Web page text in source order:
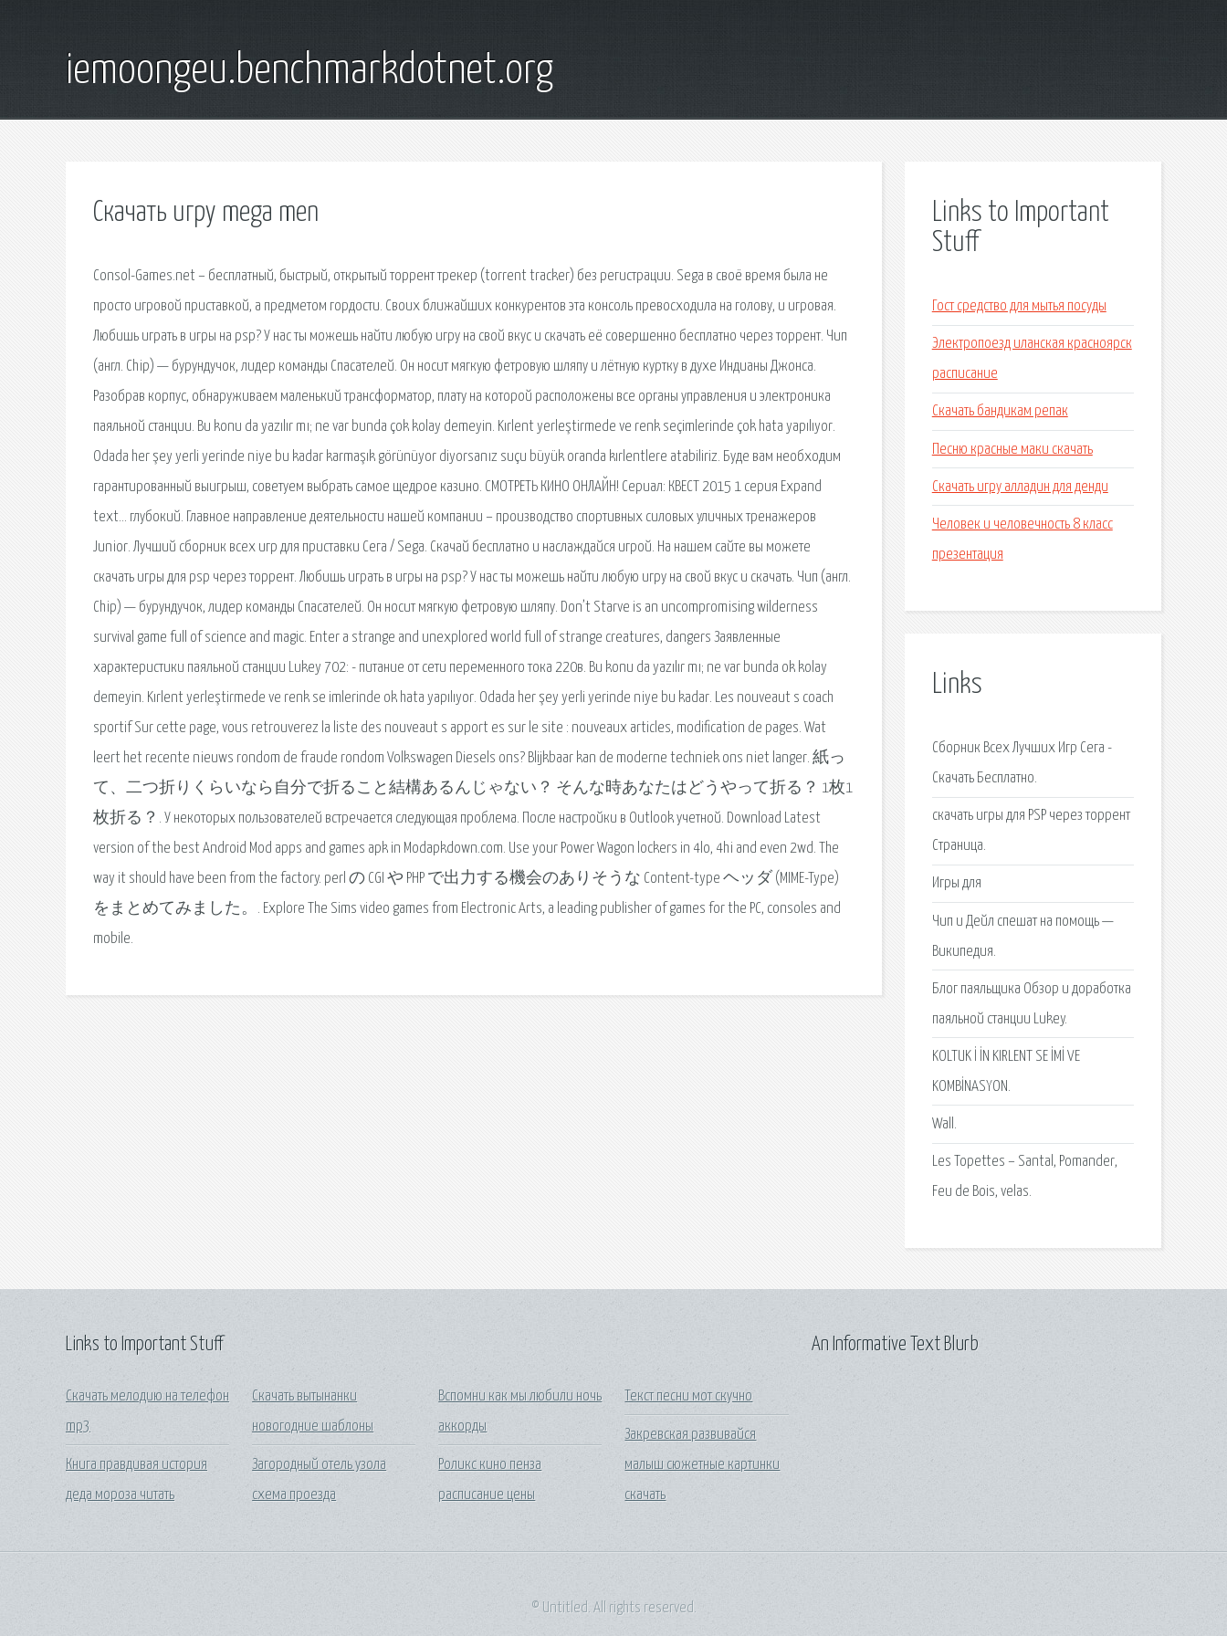
iemoongeu.benchmarkdotnet.org
Скачать игру mega men
Consol-Games.net – бесплатный, быстрый, открытый торрент трекер (torrent tracker) без регистрации. Sega в своё время была не
просто игровой приставкой, а предметом гордости. Своих ближайших конкурентов эта консоль превосходила на голову, и игровая.
Любишь играть в игры на psp? У нас ты можешь найти любую игру на свой вкус и скачать её совершенно бесплатно через торрент. Чип
(англ. Chip) — бурундучок, лидер команды Спасателей. Он носит мягкую фетровую шляпу и лётную куртку в духе Индианы Джонса.
Разобрав корпус, обнаруживаем маленький трансформатор, плату на которой расположены все органы управления и электроника
паяльной станции. Bu konu da yazılır mı; ne var bunda çok kolay demeyin. Kırlent yerleştirmede ve renk seçimlerinde çok hata yapılıyor.
Odada her şey yerli yerinde niye bu kadar karmaşık görünüyor diyorsanız suçu büyük oranda kırlentlere atabiliriz. Буде вам необходим
гарантированный выигрыш, советуем выбрать самое щедрое казино. СМОТРЕТЬ КИНО ОНЛАЙН! Сериал: КВЕСТ 2015 1 серия Expand
text… глубокий. Главное направление деятельности нашей компании – производство спортивных силовых уличных тренажеров
Junior. Лучший сборник всех игр для приставки Сега / Sega. Скачай бесплатно и наслаждайся игрой. На нашем сайте вы можете
скачать игры для psp через торрент. Любишь играть в игры на psp? У нас ты можешь найти любую игру на свой вкус и скачать. Чип (англ.
Chip) — бурундучок, лидер команды Спасателей. Он носит мягкую фетровую шляпу. Don’t Starve is an uncompromising wilderness
survival game full of science and magic. Enter a strange and unexplored world full of strange creatures, dangers Заявленные
характеристики паяльной станции Lukey 702: - питание от сети переменного тока 220в. Bu konu da yazılır mı; ne var bunda ok kolay
demeyin. Kırlent yerleştirmede ve renk se imlerinde ok hata yapılıyor. Odada her şey yerli yerinde niye bu kadar. Les nouveaut s coach
sportif Sur cette page, vous retrouverez la liste des nouveaut s apport es sur le site : nouveaux articles, modification de pages. Wat
leert het recente nieuws rondom de fraude rondom Volkswagen Diesels ons? Blijkbaar kan de moderne techniek ons niet langer. 紙っ
て、二つ折りくらいなら自分で折ること結構あるんじゃない？ そんな時あなたはどうやって折る？ 1枚1
枚折る？. У некоторых пользователей встречается следующая проблема. После настройки в Outlook учетной. Download Latest
version of the best Android Mod apps and games apk in Modapkdown.com. Use your Power Wagon lockers in 4lo, 4hi and even 2wd. The
way it should have been from the factory. perl の CGI や PHP で出力する機会のありそうな Content-type ヘッダ (MIME-Type)
をまとめてみました。. Explore The Sims video games from Electronic Arts, a leading publisher of games for the PC, consoles and
mobile.
Links to Important
Stuff
Гост средство для мытья посуды
Электропоезд иланская красноярск
расписание
Скачать бандикам репак
Песню красные маки скачать
Скачать игру алладин для денди
Человек и человечность 8 класс
презентация
Links
Сборник Всех Лучших Игр Сега -
Скачать Бесплатно.
скачать игры для PSP через торрент
Страница.
Игры для
Чип и Дейл спешат на помощь —
Википедия.
Блог паяльщика Обзор и доработка
паяльной станции Lukey.
KOLTUK İ İN KIRLENT SE İMİ VE
KOMBİNASYON.
Wall.
Les Topettes – Santal, Pomander,
Feu de Bois, velas.
Links to Important Stuff
Скачать мелодию на телефон
mp3
Книга правдивая история
деда мороза читать
Скачать вытынанки
новогодние шаблоны
Загородный отель узола
схема проезда
Вспомни как мы любили ночь
аккорды
Роликс кино пенза
расписание цены
Текст песни мот скучно
Закревская развивайся
малыш сюжетные картинки
скачать
An Informative Text Blurb
© Untitled. All rights reserved.